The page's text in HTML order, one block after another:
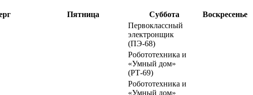
Пятница Суббота Воскресенье
Первоклассный
электронщик
(ПЭ-68)
Робототехника и
«Умный дом»
(РТ-69)
Робототехника и
«Умный дом»